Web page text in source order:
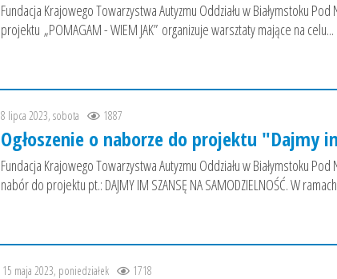
Fundacja Krajowego Towarzystwa Autyzmu Oddziału w Białymstoku
projektu „POMAGAM - WIEM JAK” organizuje warsztaty mające na celu...
8 lipca 2023, sobota 1887
Ogłoszenie o naborze do projektu "Dajmy
Fundacja Krajowego Towarzystwa Autyzmu Oddziału w Białymstoku Pod
nabór do projektu pt.: DAJMY IM SZANSĘ NA SAMODZIELNOŚĆ. W
15 maja 2023, poniedziałek 1718